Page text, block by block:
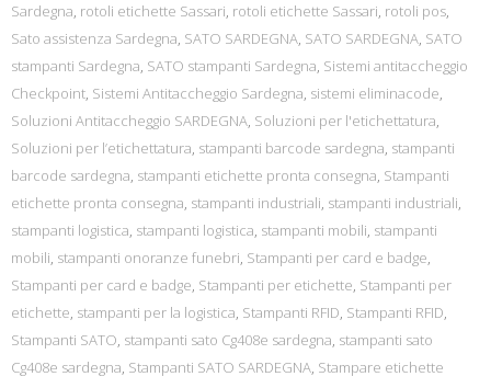
Sardegna, rotoli etichette Sassari, rotoli etichette Sassari, rotoli pos,
Sato assistenza Sardegna, SATO SARDEGNA, SATO SARDEGNA, SATO
stampanti Sardegna, SATO stampanti Sardegna, Sistemi antitaccheggio
Checkpoint, Sistemi Antitaccheggio Sardegna, sistemi eliminacode,
Soluzioni Antitaccheggio SARDEGNA, Soluzioni per l'etichettatura,
Soluzioni per l’etichettatura, stampanti barcode sardegna, stampanti
barcode sardegna, stampanti etichette pronta consegna, Stampanti
etichette pronta consegna, stampanti industriali, stampanti industriali,
stampanti logistica, stampanti logistica, stampanti mobili, stampanti
mobili, stampanti onoranze funebri, Stampanti per card e badge,
Stampanti per card e badge, Stampanti per etichette, Stampanti per
etichette, stampanti per la logistica, Stampanti RFID, Stampanti RFID,
Stampanti SATO, stampanti sato Cg408e sardegna, stampanti sato
Cg408e sardegna, Stampanti SATO SARDEGNA, Stampare etichette